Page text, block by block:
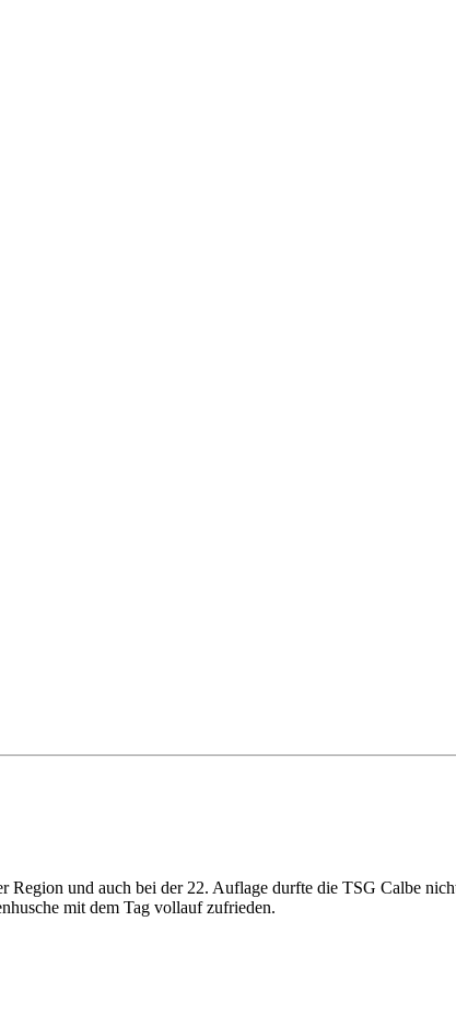
Region und auch bei der 22. Auflage durfte die TSG Calbe
mit dem Tag vollauf zufrieden.